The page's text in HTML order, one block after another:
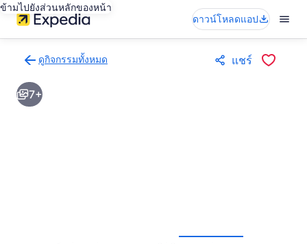
ข้ามไปยังส่วนหลักของหน้า
ดาวน์โหลดแอป
ดูกิจกรรมทั้งหมด
ไป
ยัง
หน้า
แชร์
7+